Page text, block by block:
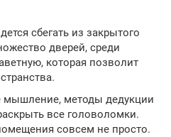
сбегать из закрытого
дверей, среди
которая позволит
мышление, методы дедукции
все головоломки.
совсем не просто.